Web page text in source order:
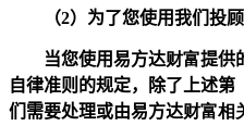
（2）为了您使用我们投
当您使用易方达财富提供
自律准则的规定，除了上述第
们需要处理或由易方达财富相